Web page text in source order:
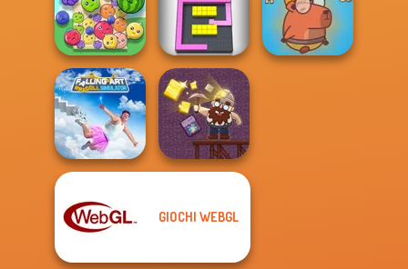
My Garden
Journey
Train Miner Fun Race 3D
Fruit Party Color Fill 3D
Falling Art
Ragdoll
GIOCHI WEBGL